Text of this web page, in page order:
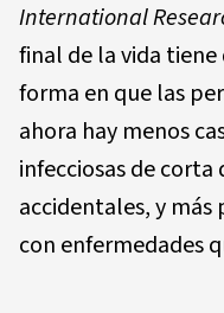
International
final de la vida
forma en que las
ahora hay menos
infecciosas de
accidentales, y más
con enfermedades